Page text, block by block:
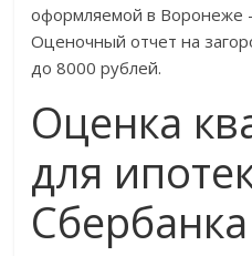
оформляемой в Воронеже
Оценочный отчет на
до 8000 рублей.
Оценка
для